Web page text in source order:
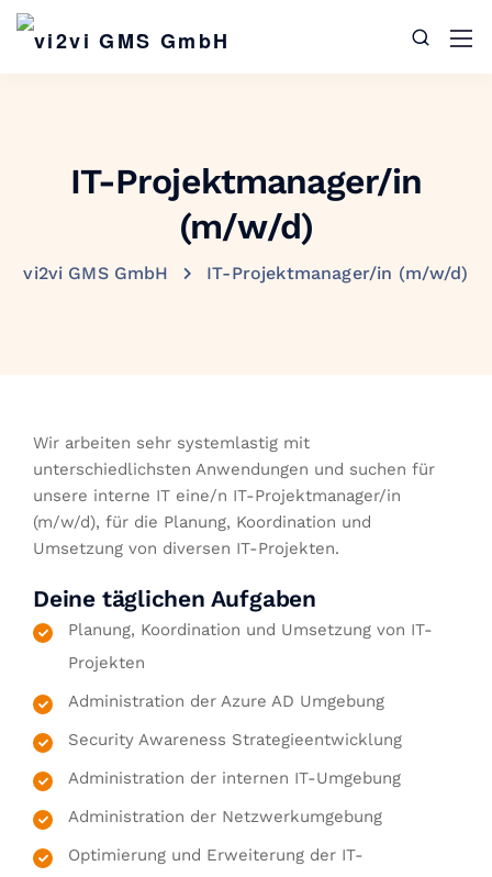
IT-Projektmanager/in
(m/w/d)
vi2vi GMS GmbH IT-Projektmanager/in (m/w/d)
Wir arbeiten sehr systemlastig mit
unterschiedlichsten Anwendungen und suchen für
unsere interne IT eine/n IT-Projektmanager/in
(m/w/d), für die Planung, Koordination und
Umsetzung von diversen IT-Projekten.
Deine täglichen Aufgaben
Planung, Koordination und Umsetzung von IT-
Projekten
Administration der Azure AD Umgebung
Security Awareness Strategieentwicklung
Administration der internen IT-Umgebung
Administration der Netzwerkumgebung
Optimierung und Erweiterung der IT-